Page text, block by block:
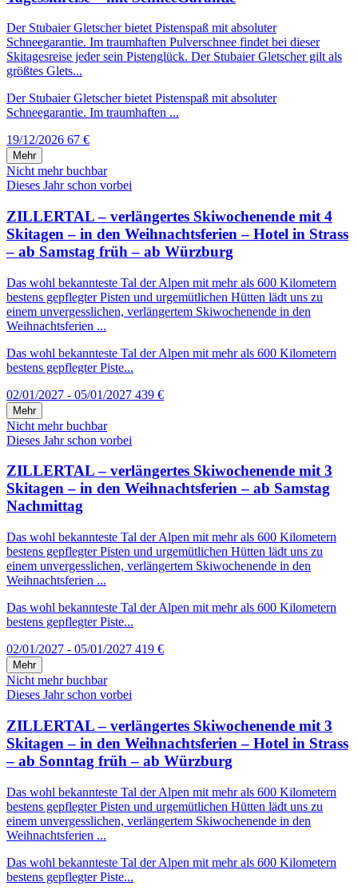
Der Stubaier Gletscher bietet Pistenspaß mit absoluter
Schneegarantie. Im traumhaften Pulverschnee findet bei dieser
Skitagesreise jeder sein Pistenglück. Der Stubaier Gletscher gilt als
größtes Glets...
Der Stubaier Gletscher bietet Pistenspaß mit absoluter
Schneegarantie. Im traumhaften ...
19/12/2026 67 €
Mehr
Nicht mehr buchbar
Dieses Jahr schon vorbei
ZILLERTAL – verlängertes Skiwochenende mit 4
Skitagen – in den Weihnachtsferien – Hotel in Strass
– ab Samstag früh – ab Würzburg
Das wohl bekannteste Tal der Alpen mit mehr als 600 Kilometern
bestens gepflegter Pisten und urgemütlichen Hütten lädt uns zu
einem unvergesslichen, verlängertem Skiwochenende in den
Weihnachtsferien ...
Das wohl bekannteste Tal der Alpen mit mehr als 600 Kilometern
bestens gepflegter Piste...
02/01/2027 - 05/01/2027 439 €
Mehr
Nicht mehr buchbar
Dieses Jahr schon vorbei
ZILLERTAL – verlängertes Skiwochenende mit 3
Skitagen – in den Weihnachtsferien – ab Samstag
Nachmittag
Das wohl bekannteste Tal der Alpen mit mehr als 600 Kilometern
bestens gepflegter Pisten und urgemütlichen Hütten lädt uns zu
einem unvergesslichen, verlängertem Skiwochenende in den
Weihnachtsferien ...
Das wohl bekannteste Tal der Alpen mit mehr als 600 Kilometern
bestens gepflegter Piste...
02/01/2027 - 05/01/2027 419 €
Mehr
Nicht mehr buchbar
Dieses Jahr schon vorbei
ZILLERTAL – verlängertes Skiwochenende mit 3
Skitagen – in den Weihnachtsferien – Hotel in Strass
– ab Sonntag früh – ab Würzburg
Das wohl bekannteste Tal der Alpen mit mehr als 600 Kilometern
bestens gepflegter Pisten und urgemütlichen Hütten lädt uns zu
einem unvergesslichen, verlängertem Skiwochenende in den
Weihnachtsferien ...
Das wohl bekannteste Tal der Alpen mit mehr als 600 Kilometern
bestens gepflegter Piste...